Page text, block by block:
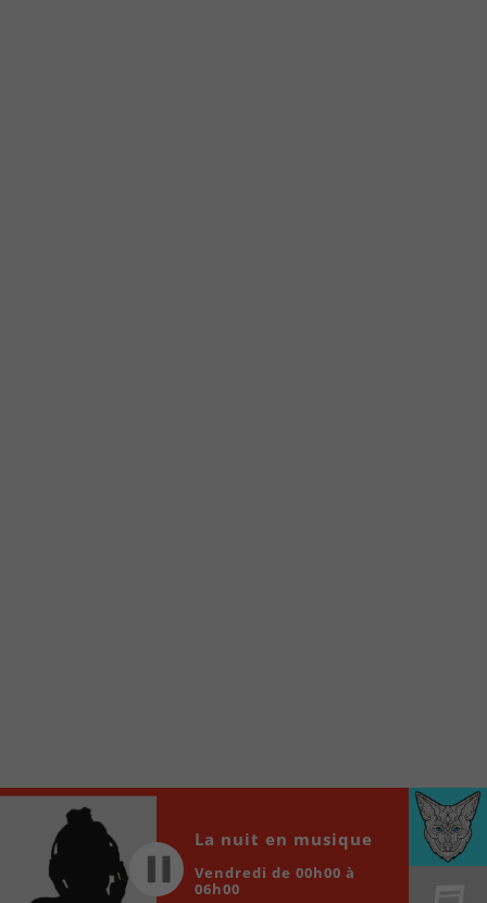
locale vous sont maintenant accessibles en un clic!
Audio
Player
00:00 00:00
La nuit en musique
Vendredi de 00h00 à
06h00